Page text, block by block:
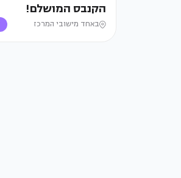
הקנבס המושלם!
באחד מישובי המרכז